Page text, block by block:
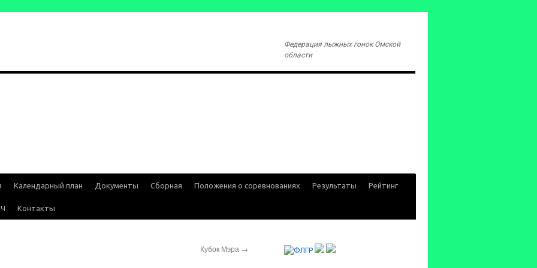
Федерация лыжных гонок Омской
области
Календарный план Документы Сборная Положения о соревнованиях Результаты Рейтинг
Контакты
Кубок Мэра →